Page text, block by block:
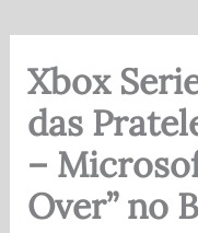
Xbox
das
–
Over” no